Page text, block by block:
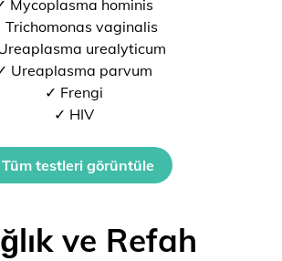
Mycoplasma hominis
Trichomonas vaginalis
urealyticum
Ureaplasma parvum
✓ Frengi
✓ HIV
Tüm testleri görüntüle
ve Refah